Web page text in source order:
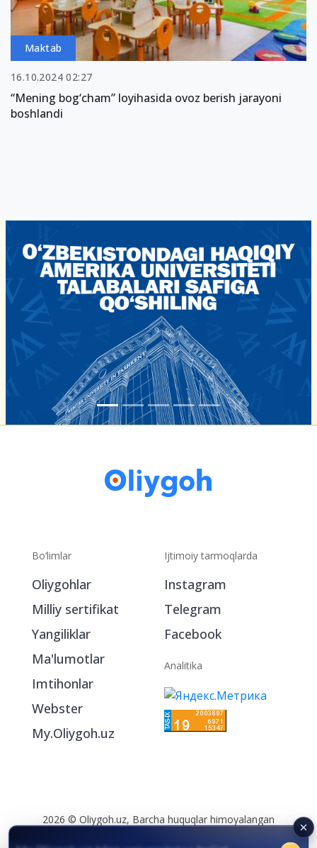
Maktab
16.10.2024 02:27
“Mening bog‘cham” loyihasida ovoz berish jarayoni
boshlandi
Bo‘limlar
Oliygohlar
Milliy sertifikat
Yangiliklar
Ma'lumotlar
Imtihonlar
Webster
My.Oliygoh.uz
Ijtimoiy tarmoqlarda
Instagram
Telegram
Facebook
Analitika
2026 © Oliygoh.uz, Barcha huquqlar himoyalangan